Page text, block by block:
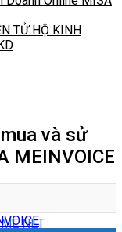
TỬ HỘ KINH
NET
và sử
MEINVOICE